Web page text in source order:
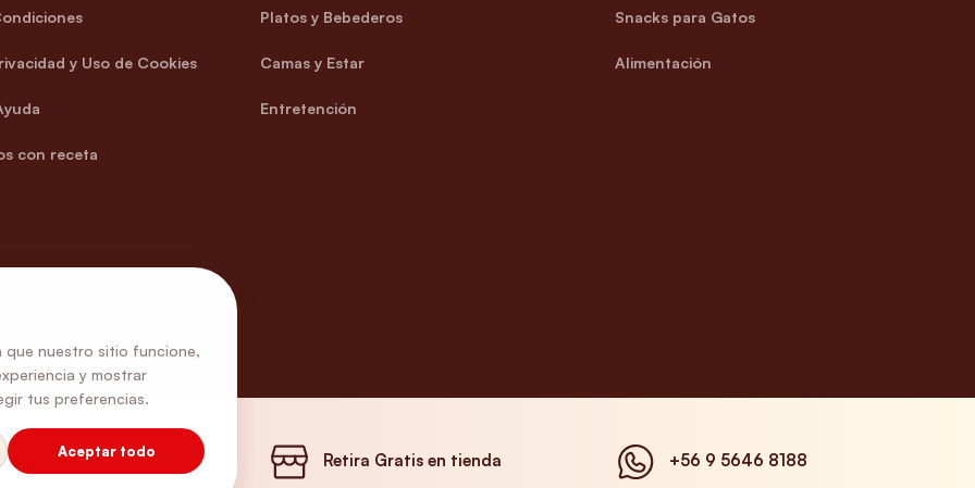
y Uso de Cookies
con receta
Platos y Bebederos
Camas y Estar
Entretención
Snacks para Gatos
Alimentación
Envíos Gratis Retira Gratis en tienda +56 9 5646 8188
que nuestro sitio funcione,
y mostrar
tus preferencias.
Aceptar todo